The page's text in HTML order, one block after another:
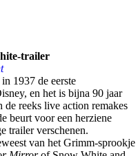
trailer
1937 de eerste
en het is bijna 90 jaar
reeks live action remakes
beurt voor een herziene
trailer verschenen.
van het Grimm-sprookje